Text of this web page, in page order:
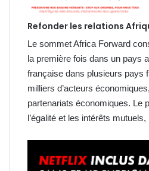
Refonder les relations
Le sommet Africa Forward
la première fois dans un pays
française dans plusieurs pays
milliers d’acteurs
partenariats économiques. Le
l’égalité et les intérêts